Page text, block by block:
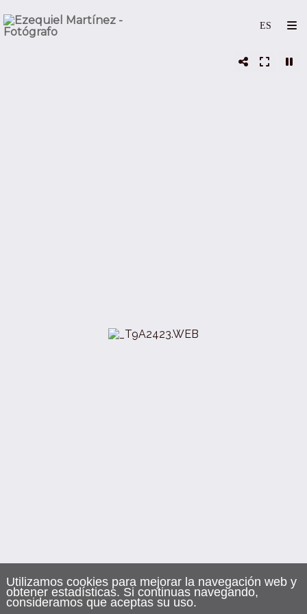
Utilizamos cookies para mejorar la navegación web y
obtener estadísticas. Si continuas navegando,
consideramos que aceptas su uso.